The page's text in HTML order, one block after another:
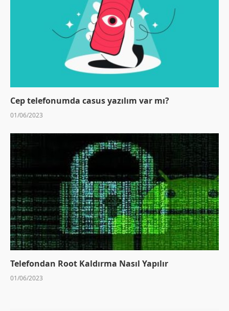
Cep telefonumda casus yazılım var mı?
01/06/2023
Telefondan Root Kaldırma Nasıl Yapılır
01/06/2023